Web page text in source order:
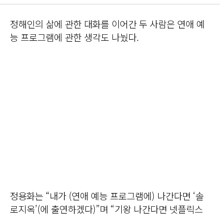
정해인의 삶에 관한 대화를 이어간 두 사람은 연애 예
능 프로그램에 관한 생각도 나눴다.
정용화는 “내가 (연애 예능 프로그램에) 나간다면 ‘솔
로지옥’(에 출연하겠다)”며 “기왕 나간다면 넷플릭스